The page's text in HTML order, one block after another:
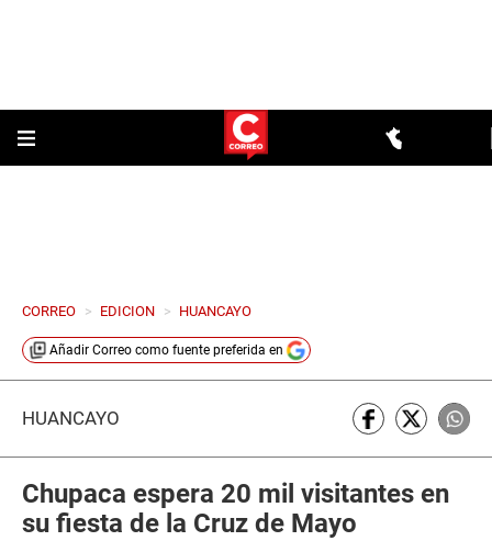
CORREO > EDICION > HUANCAYO
Añadir Correo como fuente preferida en
HUANCAYO
Chupaca espera 20 mil visitantes en
su fiesta de la Cruz de Mayo